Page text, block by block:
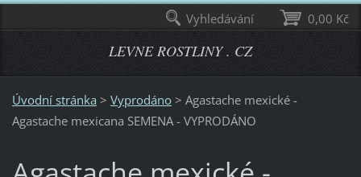
LEVNE ROSTLINY . CZ
Úvodní stránka > Vyprodáno > Agastache mexické -
Agastache mexicana SEMENA - VYPRODÁNO
0,00 Kč
Vyhledávání